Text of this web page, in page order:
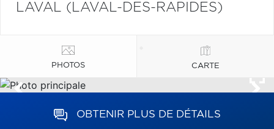
LAVAL (LAVAL-DES-RAPIDES)
PHOTOS CARTE
OBTENIR PLUS DE DÉTAILS